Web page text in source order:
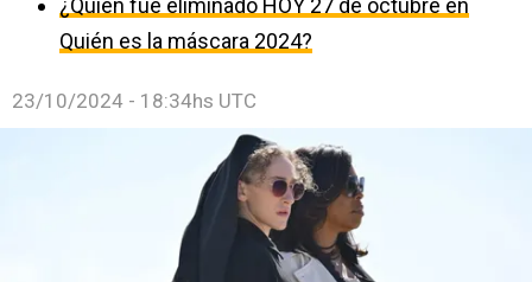
¿Quién fue eliminado HOY 27 de octubre en
Quién es la máscara 2024?
23/10/2024 - 18:34hs UTC